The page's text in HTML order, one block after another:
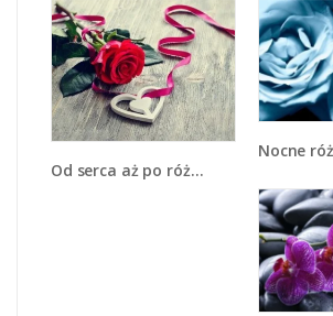
Od serca aż po różę - K1013
Nocne różane